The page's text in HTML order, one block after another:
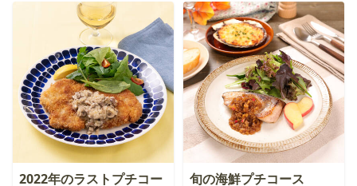
2022年のラストプチコー
旬の海鮮プチコース